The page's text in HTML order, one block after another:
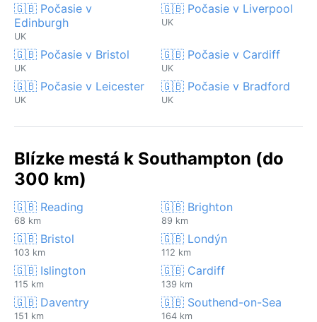
🇬🇧 Počasie v
Edinburgh
UK
🇬🇧 Počasie v Liverpool
UK
🇬🇧 Počasie v Bristol
UK
🇬🇧 Počasie v Cardiff
UK
🇬🇧 Počasie v Leicester
UK
🇬🇧 Počasie v Bradford
UK
Blízke mestá k Southampton (do
300 km)
🇬🇧 Reading
68 km
🇬🇧 Brighton
89 km
🇬🇧 Bristol
103 km
🇬🇧 Londýn
112 km
🇬🇧 Islington
115 km
🇬🇧 Cardiff
139 km
🇬🇧 Daventry
151 km
🇬🇧 Southend-on-Sea
164 km